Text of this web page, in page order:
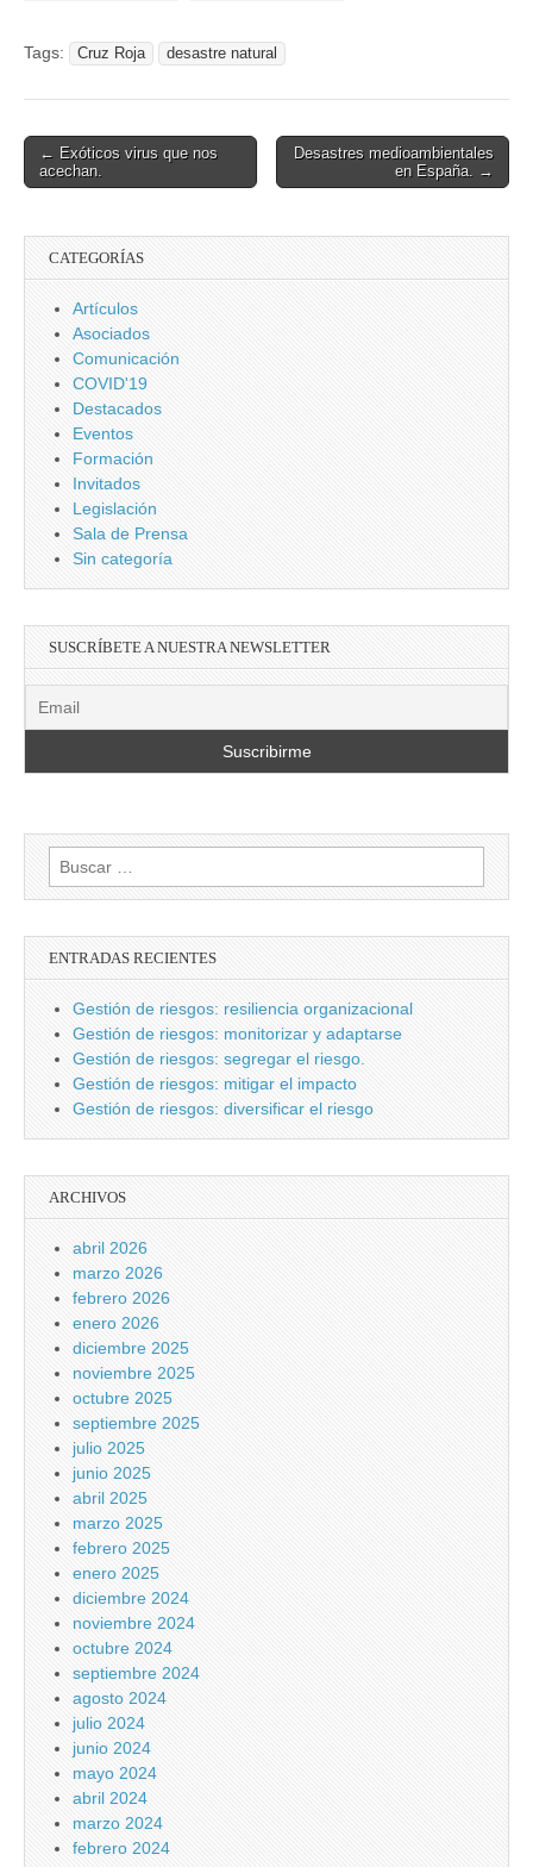
Tags: Cruz Roja desastre natural
Post
navigation
← Exóticos virus que nos
acechan.
Desastres medioambientales
en España. →
CATEGORÍAS
Artículos
Asociados
Comunicación
COVID'19
Destacados
Eventos
Formación
Invitados
Legislación
Sala de Prensa
Sin categoría
SUSCRÍBETE A NUESTRA NEWSLETTER
Buscar:
ENTRADAS RECIENTES
Gestión de riesgos: resiliencia organizacional
Gestión de riesgos: monitorizar y adaptarse
Gestión de riesgos: segregar el riesgo.
Gestión de riesgos: mitigar el impacto
Gestión de riesgos: diversificar el riesgo
ARCHIVOS
abril 2026
marzo 2026
febrero 2026
enero 2026
diciembre 2025
noviembre 2025
octubre 2025
septiembre 2025
julio 2025
junio 2025
abril 2025
marzo 2025
febrero 2025
enero 2025
diciembre 2024
noviembre 2024
octubre 2024
septiembre 2024
agosto 2024
julio 2024
junio 2024
mayo 2024
abril 2024
marzo 2024
febrero 2024